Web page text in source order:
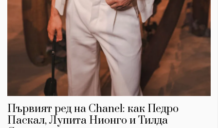
Първият ред на Chanel: как Педро
Паскал, Лупита Нионго и Тилда